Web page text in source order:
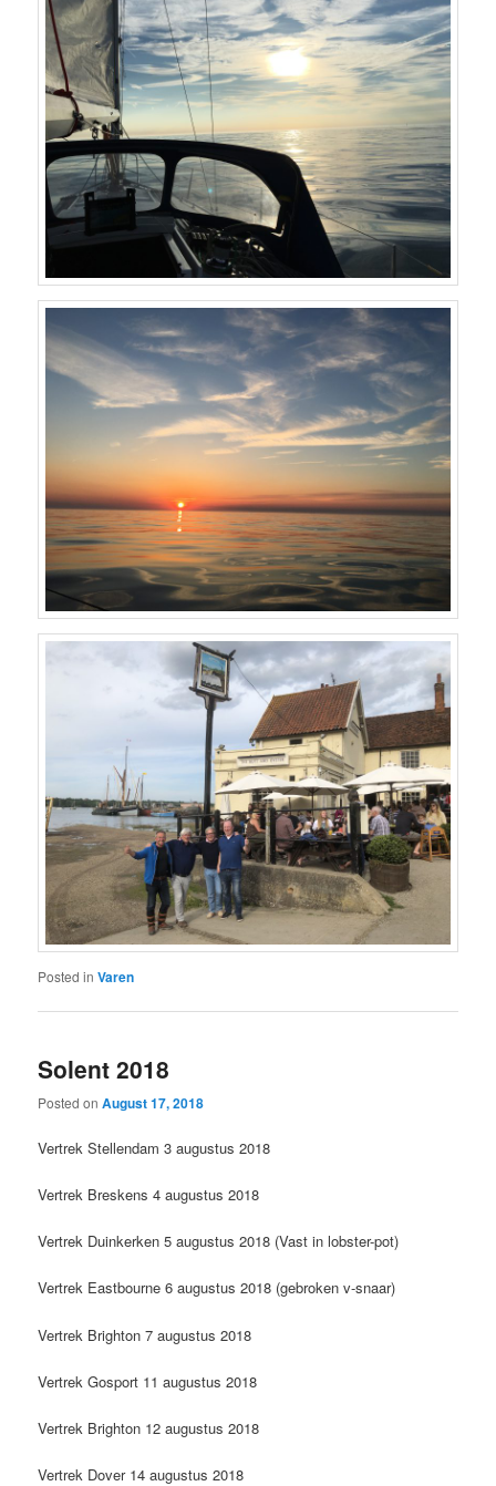
Posted in Varen
Solent 2018
Posted onAugust 17, 2018
Vertrek Stellendam 3 augustus 2018
Vertrek Breskens 4 augustus 2018
Vertrek Duinkerken 5 augustus 2018 (Vast in lobster-pot)
Vertrek Eastbourne 6 augustus 2018 (gebroken v-snaar)
Vertrek Brighton 7 augustus 2018
Vertrek Gosport 11 augustus 2018
Vertrek Brighton 12 augustus 2018
Vertrek Dover 14 augustus 2018